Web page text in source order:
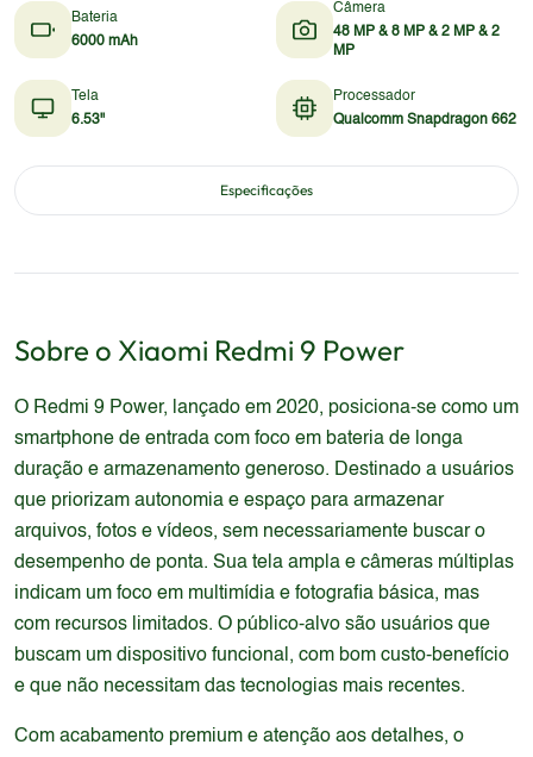
Bateria
6000 mAh
Câmera
48 MP & 8 MP & 2 MP & 2
MP
Tela
6.53"
Processador
Qualcomm Snapdragon 662
Especificações
Sobre o Xiaomi Redmi 9 Power
O Redmi 9 Power, lançado em 2020, posiciona-se como um
smartphone de entrada com foco em bateria de longa
duração e armazenamento generoso. Destinado a usuários
que priorizam autonomia e espaço para armazenar
arquivos, fotos e vídeos, sem necessariamente buscar o
desempenho de ponta. Sua tela ampla e câmeras múltiplas
indicam um foco em multimídia e fotografia básica, mas
com recursos limitados. O público-alvo são usuários que
buscam um dispositivo funcional, com bom custo-benefício
e que não necessitam das tecnologias mais recentes.
Com acabamento premium e atenção aos detalhes, o